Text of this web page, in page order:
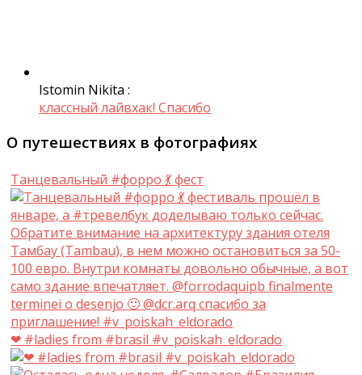
Istomin Nikita :
классный лайвхак! Спасибо
О путешествиях в фотографиях
Танцевальный #форро 💃 фест
❤ #ladies from #brasil #v_poiskah_eldorado